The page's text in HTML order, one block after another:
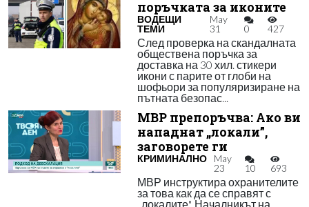
поръчката за иконите
ВОДЕЩИ
ТЕМИ
May
31
0 427
След проверка на скандалната
обществена поръчка за
доставка на 30 хил. стикери
икони с парите от глоби на
шофьори за популяризиране на
пътната безопас...
МВР препоръчва: Ако ви
нападнат „локали”,
заговорете ги
КРИМИНАЛНО
May
23
10 693
МВР инструктира охранителите
за това как да се справят с
„локалите". Началникът на